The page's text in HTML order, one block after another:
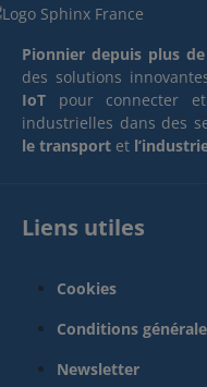
Pionnier depuis plus
des solutions
IoT pour connecter
industrielles dans des
le transport et
Liens utiles
Cookies
Conditions
Newsletter